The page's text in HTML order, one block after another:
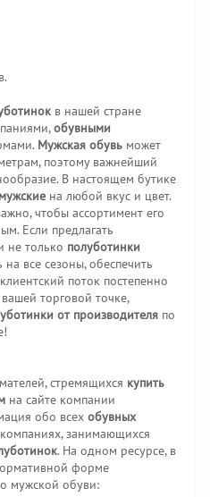
в нашей стране
обувными
Мужская обувь может
поэтому важнейший
В настоящем бутике
на любой вкус и цвет.
чтобы ассортимент его
Если предлагать
не только полуботинки
все сезоны, обеспечить
поток постепенно
торговой точке,
от производителя по
стремящихся купить
на сайте компании
обо всех обувных
занимающихся
. На одном ресурсе, в
форме
мужской обуви: